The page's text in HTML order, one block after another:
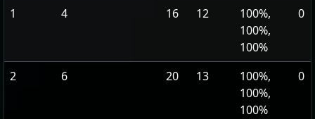
1 4 16 12
100%,
100%,
100%
0
2 6 20 13
100%,
100%,
100%
0